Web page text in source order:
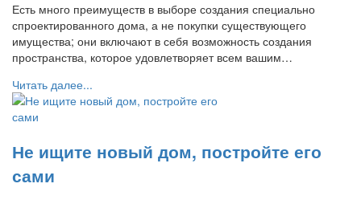
Есть много преимуществ в выборе создания специально
спроектированного дома, а не покупки существующего
имущества; они включают в себя возможность создания
пространства, которое удовлетворяет всем вашим…
Читать далее...
Не ищите новый дом, постройте его
сами